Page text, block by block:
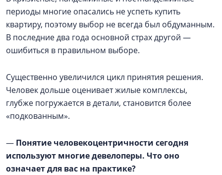
периоды многие опасались не успеть купить
квартиру, поэтому выбор не всегда был обдуманным.
В последние два года основной страх другой —
ошибиться в правильном выборе.
Существенно увеличился цикл принятия решения.
Человек дольше оценивает жилые комплексы,
глубже погружается в детали, становится более
«подкованным».
— Понятие человекоцентричности сегодня
используют многие девелоперы. Что оно
означает для вас на практике?